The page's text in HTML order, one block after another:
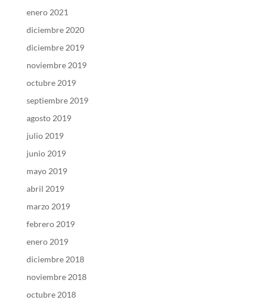
enero 2021
diciembre 2020
diciembre 2019
noviembre 2019
octubre 2019
septiembre 2019
agosto 2019
julio 2019
junio 2019
mayo 2019
abril 2019
marzo 2019
febrero 2019
enero 2019
diciembre 2018
noviembre 2018
octubre 2018